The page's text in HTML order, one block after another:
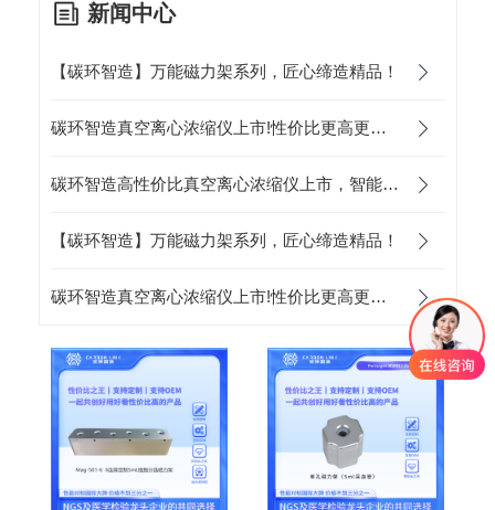
新闻中心
【碳环智造】万能磁力架系列，匠心缔造精品！
碳环智造真空离心浓缩仪上市!性价比更高更智能更轻便！
碳环智造高性价比真空离心浓缩仪上市，智能科技助力健康中国！
【碳环智造】万能磁力架系列，匠心缔造精品！
碳环智造真空离心浓缩仪上市!性价比更高更智能更轻便！